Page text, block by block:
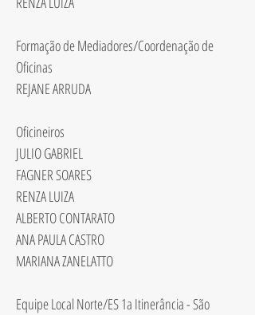
Formação de Mediadores/Coordenação de
Oficinas
REJANE ARRUDA
Oficineiros
JULIO GABRIEL
FAGNER SOARES
RENZA LUIZA
ALBERTO CONTARATO
ANA PAULA CASTRO
MARIANA ZANELATTO
Equipe Local Norte/ES 1a Itinerância - São